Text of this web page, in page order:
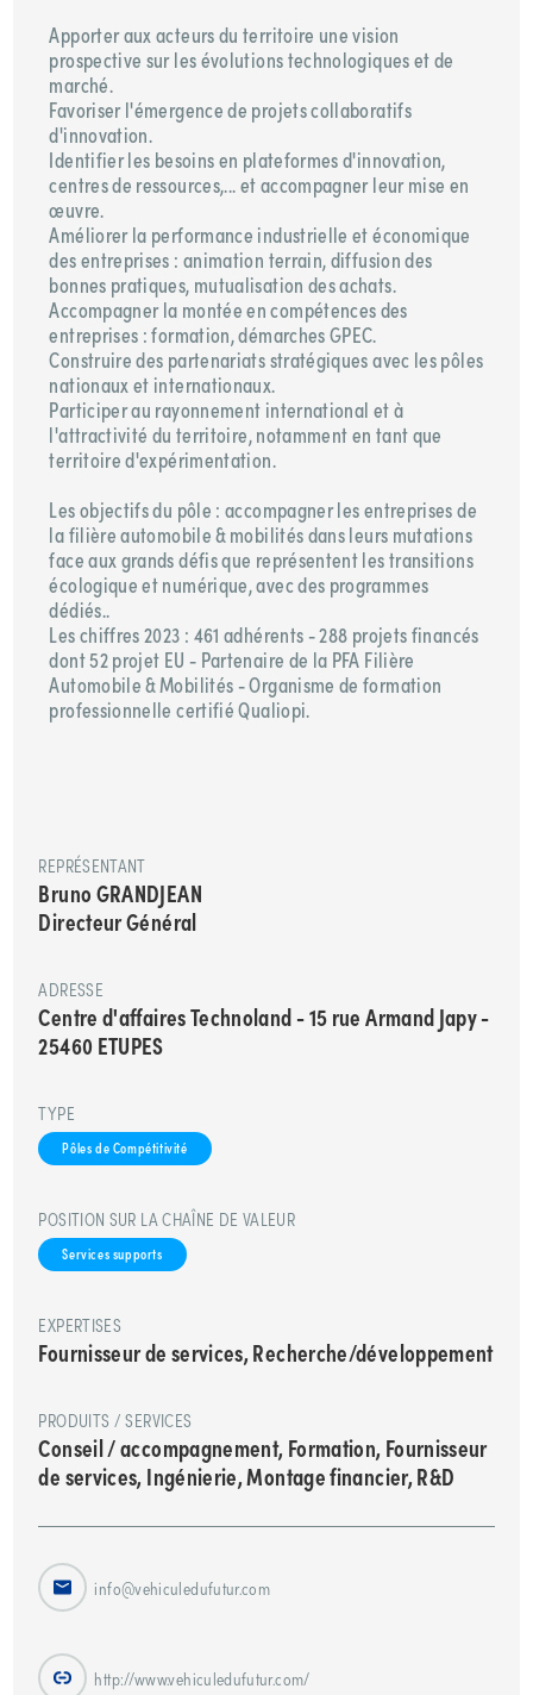
Apporter aux acteurs du territoire une vision
prospective sur les évolutions technologiques et de
marché.
Favoriser l'émergence de projets collaboratifs
d'innovation.
Identifier les besoins en plateformes d'innovation,
centres de ressources,... et accompagner leur mise en
œuvre.
Améliorer la performance industrielle et économique
des entreprises : animation terrain, diffusion des
bonnes pratiques, mutualisation des achats.
Accompagner la montée en compétences des
entreprises : formation, démarches GPEC.
Construire des partenariats stratégiques avec les pôles
nationaux et internationaux.
Participer au rayonnement international et à
l'attractivité du territoire, notamment en tant que
territoire d'expérimentation.
Les objectifs du pôle : accompagner les entreprises de
la filière automobile & mobilités dans leurs mutations
face aux grands défis que représentent les transitions
écologique et numérique, avec des programmes
dédiés..
Les chiffres 2023 : 461 adhérents - 288 projets financés
dont 52 projet EU - Partenaire de la PFA Filière
Automobile & Mobilités - Organisme de formation
professionnelle certifié Qualiopi.
REPRÉSENTANT
Bruno GRANDJEAN
Directeur Général
ADRESSE
Centre d'affaires Technoland - 15 rue Armand Japy -
25460 ETUPES
TYPE
Pôles de Compétitivité
POSITION SUR LA CHAÎNE DE VALEUR
Services supports
EXPERTISES
Fournisseur de services, Recherche/développement
PRODUITS / SERVICES
Conseil / accompagnement, Formation, Fournisseur
de services, Ingénierie, Montage financier, R&D
info@vehiculedufutur.com
http://www.vehiculedufutur.com/